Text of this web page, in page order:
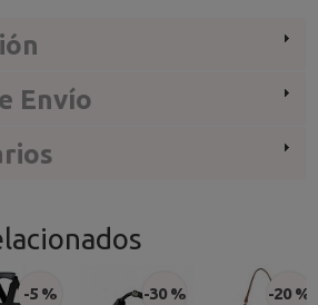
Envío
-5 % -30 % -20 %